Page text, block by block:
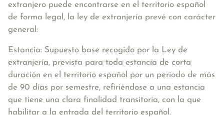
extranjero puede encontrarse en el territorio español
de forma legal, la ley de extranjería prevé con carácter
general:
Estancia: Supuesto base recogido por la Ley de
extranjería, prevista para toda estancia de corta
duración en el territorio español por un periodo de más
de 90 días por semestre, refiriéndose a una estancia
que tiene una clara finalidad transitoria, con la que
habilitar a la entrada del territorio español.